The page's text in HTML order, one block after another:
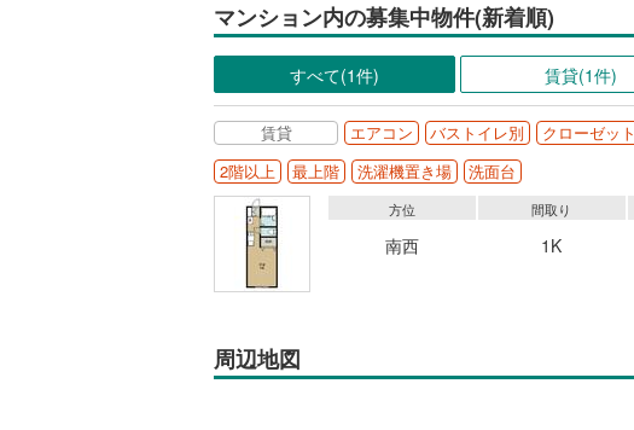
マンション内の募集中物件(新着順)
すべて(1件) 賃貸(1件)
賃貸 エアコン バストイレ別 クローゼット
2階以上
最上階 洗濯機置き場 洗面台
間取り
1K
方位
南西
周辺地図